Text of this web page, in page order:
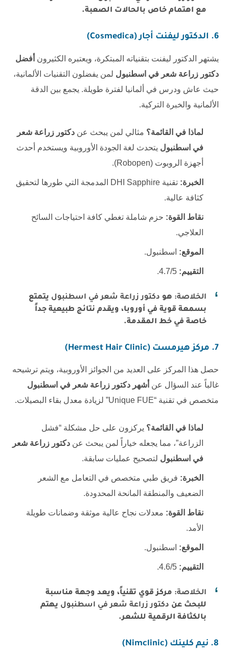
مع اهتمام خاص بالحالات الصعبة.
6. الدكتور ليفنت أجار (Cosmedica)
يشتهر الدكتور ليفنت بتقنياته المبتكرة، ويعتبره الكثيرون أفضل
دكتور زراعة شعر في اسطنبول لمن يفضلون التقنيات الألمانية،
حيث عاش ودرس في ألمانيا لفترة طويلة. يجمع بين الدقة
الألمانية والخبرة التركية.
لماذا في القائمة؟ مثالي لمن يبحث عن دكتور زراعة شعر
في اسطنبول يتحدث لغة الجودة الأوروبية ويستخدم أحدث
أجهزة الروبوت (Robopen).
الخبرة:
تقنية DHI Sapphire المدمجة التي طورها لتحقيق
كثافة عالية.
نقاط القوة: حزم شاملة تغطي كافة احتياجات السائح
العلاجي.
الموقع: اسطنبول.
التقييم:
الخلاصة: هو دكتور زراعة شعر في اسطنبول يتمتع
بسمعة قوية في أوروبا، ويقدم نتائج طبيعية جداً
خاصة في خط المقدمة.
7. مركز هيرمست (Hermest Hair Clinic)
حصل هذا المركز على العديد من الجوائز الأوروبية، ويتم ترشيحه
غالباً عند السؤال عن أشهر دكتور زراعة شعر في اسطنبول
متخصص في تقنية “Unique FUE” لزيادة معدل بقاء البصيلات.
لماذا في القائمة؟ يركزون على حل مشكلة “فشل
الزراعة”، مما يجعله خياراً لمن يبحث عن دكتور زراعة شعر
في اسطنبول لتصحيح عمليات سابقة.
الخبرة: فريق طبي متخصص في التعامل مع الشعر
الضعيف والمنطقة المانحة المحدودة.
نقاط القوة: معدلات نجاح عالية موثقة وضمانات طويلة
الأمد.
الموقع: اسطنبول.
التقييم:
الخلاصة: مركز قوي تقنياً، ويعد وجهة مناسبة
للبحث عن دكتور زراعة شعر في اسطنبول يهتم
بالكثافة الرقمية للشعر.
8. نيم كلينك (Nimclinic)